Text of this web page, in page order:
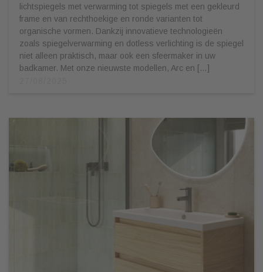
lichtspiegels met verwarming tot spiegels met een gekleurd
frame en van rechthoekige en ronde varianten tot
organische vormen. Dankzij innovatieve technologieën
zoals spiegelverwarming en dotless verlichting is de spiegel
niet alleen praktisch, maar ook een sfeermaker in uw
badkamer. Met onze nieuwste modellen, Arc en […]